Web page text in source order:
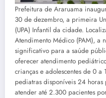
Prefeitura de Araruama
30 de dezembro, a primeira
(UPA) Infantil da cidade.
Atendimento Médico (PAM), a
significativo para a saúde
oferecer atendimento
crianças e adolescentes de 0 a
pediatras disponíveis 24
atender até 2.300 pacientes